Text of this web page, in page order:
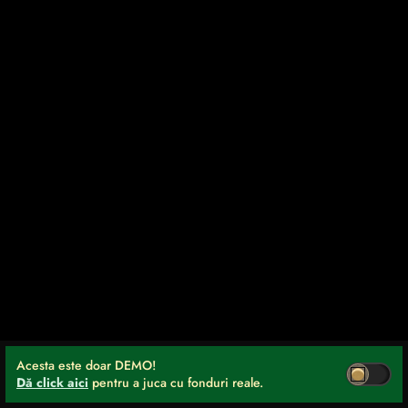
Acesta este doar DEMO!
Dă click aici pentru a juca cu fonduri reale.